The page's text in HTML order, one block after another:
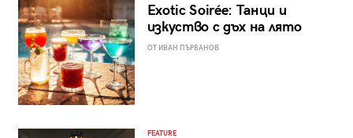
Exotic Soirée: Танци и
изкуство с дъх на лято
ОТ ИВАН ПЪРВАНОВ
FEATURE